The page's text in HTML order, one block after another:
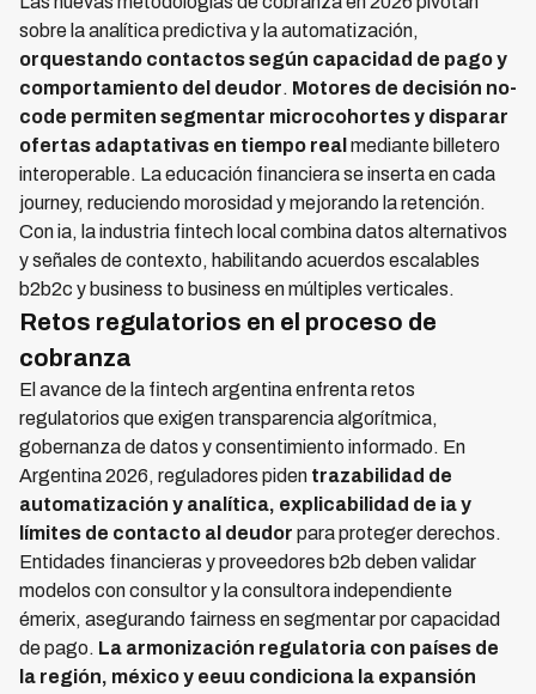
sobre la analítica predictiva y la automatización,
orquestando contactos según capacidad de pago y
comportamiento del deudor. Motores de decisión no-
code permiten segmentar microcohortes y disparar
ofertas adaptativas en tiempo real mediante billetero
interoperable. La educación financiera se inserta en cada
journey, reduciendo morosidad y mejorando la retención.
Con ia, la industria fintech local combina datos alternativos
y señales de contexto, habilitando acuerdos escalables
b2b2c y business to business en múltiples verticales.
Retos regulatorios en el proceso de
cobranza
El avance de la fintech argentina enfrenta retos
regulatorios que exigen transparencia algorítmica,
gobernanza de datos y consentimiento informado. En
Argentina 2026, reguladores piden trazabilidad de
automatización y analítica, explicabilidad de ia y
límites de contacto al deudor para proteger derechos.
Entidades financieras y proveedores b2b deben validar
modelos con consultor y la consultora independiente
émerix, asegurando fairness en segmentar por capacidad
de pago. La armonización regulatoria con países de
la región, méxico y eeuu condiciona la expansión